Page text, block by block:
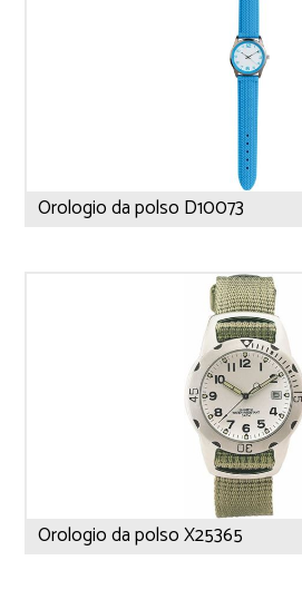
Orologio da polso D10073
Orologio da polso X25365